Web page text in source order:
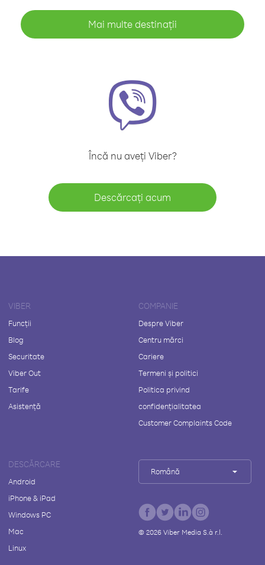
Mai multe destinații
Încă nu aveți Viber?
Descărcați acum
VIBER
Funcții
Blog
Securitate
Viber Out
Tarife
Asistență
COMPANIE
Despre Viber
Centru mărci
Cariere
Termeni și politici
Politica privind
confidențialitatea
Customer Complaints Code
DESCĂRCARE
Android
iPhone & iPad
Windows PC
Mac
Linux
Română
© 2026Viber Media S.à r.l.